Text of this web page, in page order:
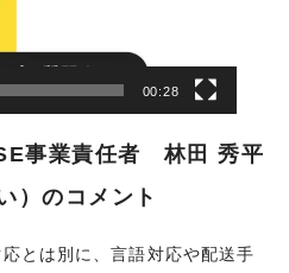
00:28
事業責任者 林田 秀平
）のコメント
とは別に、言語対応や配送手